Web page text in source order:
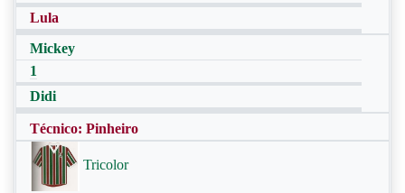
Lula
Mickey
1
Didi
Técnico: Pinheiro
Tricolor